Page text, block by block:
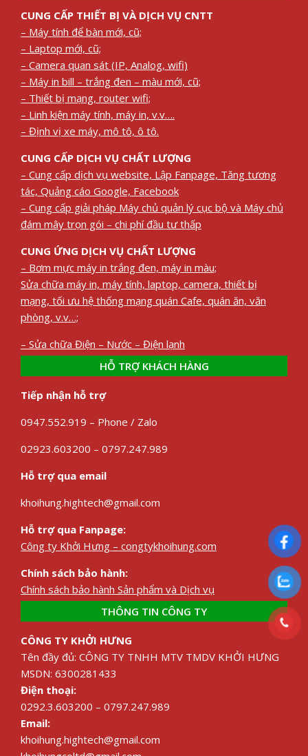
CUNG CẤP THIẾT BỊ VÀ DỊCH VỤ CNTT
– Máy tính để bàn mới, cũ;
– Laptop mới, cũ;
– Camera quan sát (IP, Analog, wifi)
– Máy in bill – trắng đen – màu mới, cũ;
– Thiết bị mạng, router wifi;
– Linh kiện máy tính, máy in, v.v….
– Định vị xe máy, mô tô, ô tô.
CUNG CẤP DỊCH VỤ CHẤT LƯỢNG
– Cung cấp dịch vụ website, Lập Fanpage, Tăng tương
tác, Quảng cáo Google, Facebook
– Cung cấp giải pháp Máy chủ quản lý cục bộ và Máy chủ
đám mây trọn gói – chi phí đầu tư thấp
CUNG ỨNG DỊCH VỤ CHẤT LƯỢNG
– Bơm mực máy in trắng đen, máy in màu;
Sửa chữa máy in, máy tính, laptop, camera, thiết bị
mạng, tối ưu hệ thống mạng quán Cafe, quán ăn, văn
phòng, v.v…;
– Sửa chữa Điện – Nước – Điện lạnh
HỖ TRỢ KHÁCH HÀNG
Tiếp nhận hỗ trợ
0947.552.919 – Phone / Zalo
02923.603200 – 0797.247.989
Hỗ trợ qua email
khoihung.hightech@gmail.com
Hỗ trợ qua Fanpage:
Công ty Khởi Hưng – congtykhoihung.com
Chính sách bảo hành:
Chính sách bảo hành Sản phẩm và Dịch vụ
THÔNG TIN CÔNG TY
CÔNG TY KHỞI HƯNG
Tên đầy đủ: CÔNG TY TNHH MTV TMDV KHỞI HƯNG
MSDN: 6300281433
Điện thoại:
0292.3.603200 – 0797.247.989
Email:
khoihung.hightech@gmail.com